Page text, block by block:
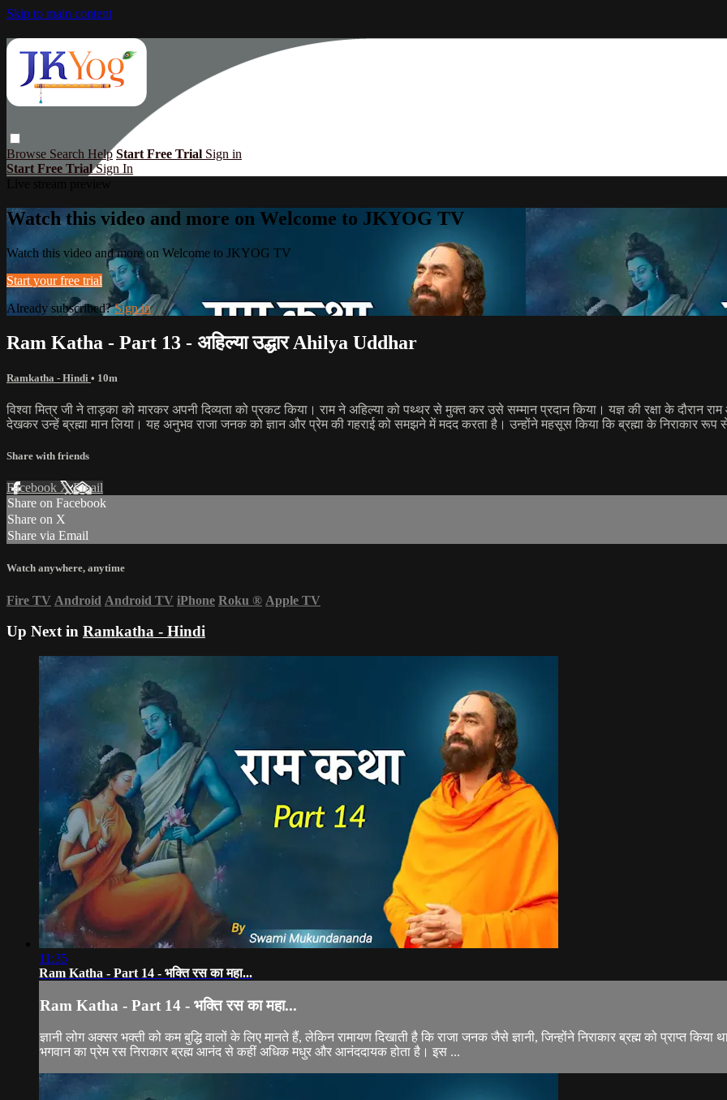
Skip to main content
Browse Search Help Start Free Trial Sign in
Start Free TrialSign In
Watch this video and more on Welcome to JKYOG TV
Watch this video and more on Welcome to JKYOG TV
Start your free trial
Already subscribed?Sign in
Ram Katha - Part 13 - अहिल्या उद्धार Ahilya Uddhar
Ramkatha - Hindi • 10m
विश्वा मित्र जी ने ताड़का को मारकर अपनी दिव्यता को प्रकट किया। राम ने अहिल्या को पथ्थर से मुक्त कर उसे सम्मान प्रदान किया। यज्ञ की रक्षा के दौरान
देखकर उन्हें ब्रह्मा मान लिया। यह अनुभव राजा जनक को ज्ञान और प्रेम की गहराई को समझने में मदद करता है। उन्होंने महसूस किया कि ब्रह्मा के निराकार रूप
Share with friends
Facebook XEmail
Share on Facebook
Share on X
Share via Email
Watch anywhere, anytime
Fire TV Android Android TV iPhone Roku ® Apple TV
Up Next in Ramkatha - Hindi
11:35
Ram Katha - Part 14 - भक्ति रस का महा...
Ram Katha - Part 14 - भक्ति रस का महा...
ज्ञानी लोग अक्सर भक्ती को कम बुद्धि वालों के लिए मानते हैं, लेकिन रामायण दिखाती है कि राजा जनक जैसे ज्ञानी, जिन्होंने निराकार ब्रह्म को प्राप्त
भगवान का प्रेम रस निराकार ब्रह्म आनंद से कहीं अधिक मधुर और आनंददायक होता है। इस ...